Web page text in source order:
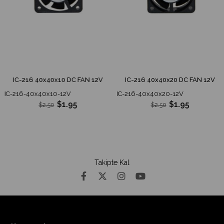
IC-216 40x40x10 DC FAN 12V
IC-216-40x40x10-12V
$1.95
$2.50
IC-216 40x40x20 DC FAN 12V
IC-216-40x40x20-12V
$1.95
$2.50
Takipte Kal